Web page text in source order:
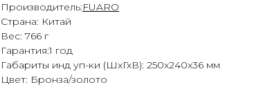
Производитель:FUARO
Страна: Китай
Вес: 766 г
Гарантия:1 год
Габариты инд уп-ки (ШхГхВ): 250x240x36 мм
Цвет: Бронза/золото